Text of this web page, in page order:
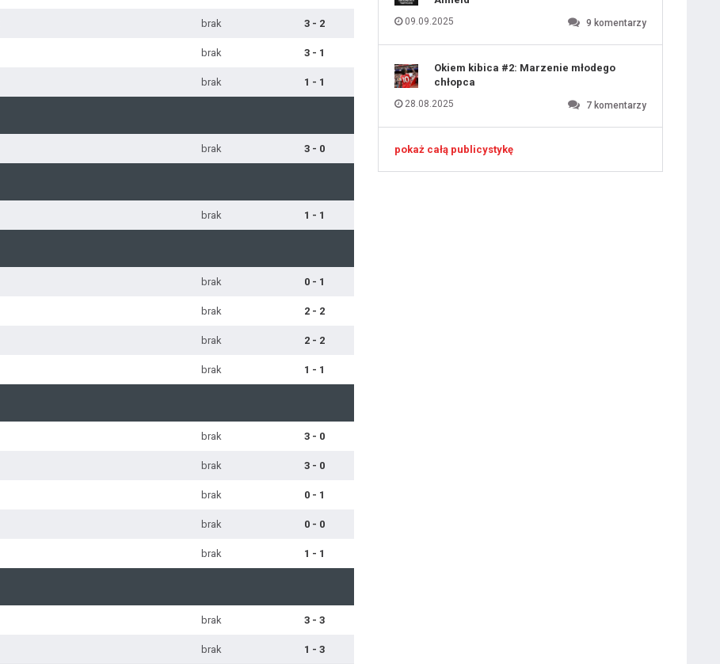
brak 3 - 2
brak 3 - 1
brak 1 - 1
brak 3 - 0
brak 1 - 1
brak 0 - 1
brak 2 - 2
brak 2 - 2
brak 1 - 1
brak 3 - 0
brak 3 - 0
brak 0 - 1
brak 0 - 0
brak 1 - 1
brak 3 - 3
brak 1 - 3
09.09.2025 9 komentarzy
Okiem kibica #2: Marzenie młodego
chłopca
28.08.2025 7 komentarzy
pokaż całą publicystykę